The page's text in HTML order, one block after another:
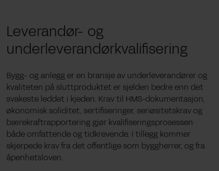
Leverandør- og
underleverandørkvalifisering
Bygg- og anlegg er en bransje av underleverandører og
kvaliteten på sluttproduktet er sjelden bedre enn det
svakeste leddet i kjeden. Krav til HMS-dokumentasjon,
økonomisk soliditet, sertifiseringer, seriøsitetskrav og
bærekraftrapportering gjør kvalifiseringsprosessen
både omfattende og tidkrevende. I tillegg kommer
skjerpede krav fra det offentlige som byggherrer, og fra
åpenhetsloven.